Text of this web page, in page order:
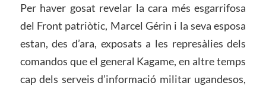
Per haver gosat revelar la cara més esgarrifosa
del Front patriòtic, Marcel Gérin i la seva esposa
estan, des d’ara, exposats a les represàlies dels
comandos que el general Kagame, en altre temps
cap dels serveis d’informació militar ugandesos,